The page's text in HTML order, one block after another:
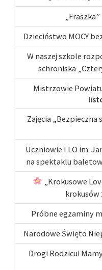
„Fraszka”
Dzieciństwo MOCY
W naszej szkole
schroniska
Mistrzowie
Zajęcia „Bezpieczna
Uczniowie I LO im.
na spektaklu
„Krokusowe
krokusów
Próbne egzaminy
Narodowe Święto
Drogi Rodzicu!